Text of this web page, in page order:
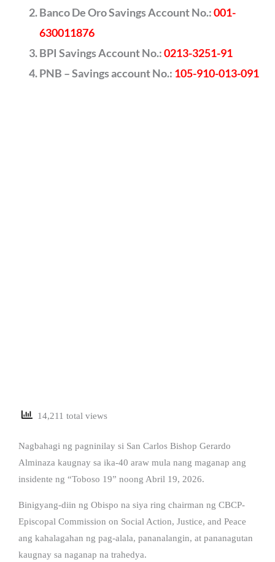
Banco De Oro Savings Account No.:001-
630011876
BPI Savings Account No.:0213-3251-91
PNB – Savings account No.: 105-910-013-091
14,211 total views
Nagbahagi ng pagninilay si San Carlos Bishop Gerardo
Alminaza kaugnay sa ika-40 araw mula nang maganap ang
insidente ng “Toboso 19” noong Abril 19, 2026.
Binigyang-diin ng Obispo na siya ring chairman ng CBCP-
Episcopal Commission on Social Action, Justice, and Peace
ang kahalagahan ng pag-alala, pananalangin, at pananagutan
kaugnay sa naganap na trahedya.